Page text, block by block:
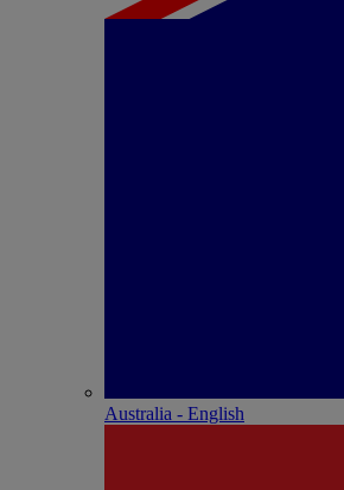
Australia - English